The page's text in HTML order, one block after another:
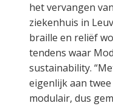
het vervangen
ziekenhuis in
braille en reliëf
tendens waar
sustainability.
eigenlijk aan
modulair, dus